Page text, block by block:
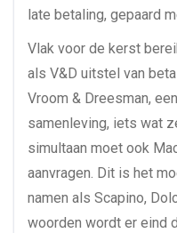
late betaling, gepaard
Vlak voor de kerst
als V&D uitstel van
Vroom & Dreesman,
samenleving, iets wat
simultaan moet ook
aanvragen. Dit is het
namen als Scapino,
woorden wordt er eind